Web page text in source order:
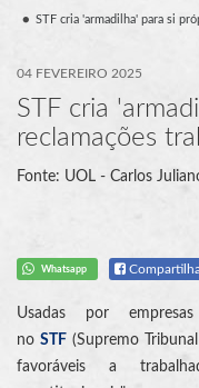
STF cria 'armadilha' para si
04 FEVEREIRO 2025
STF cria
reclamações
Fonte: UOL - Carlos
Whatsapp
Usadas por
no STF(Supremo
favoráveis a